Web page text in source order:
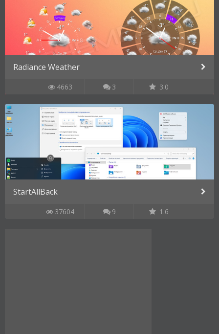
Radiance Weather
4663 3 3.0
StartAllBack
37604 9 1.6